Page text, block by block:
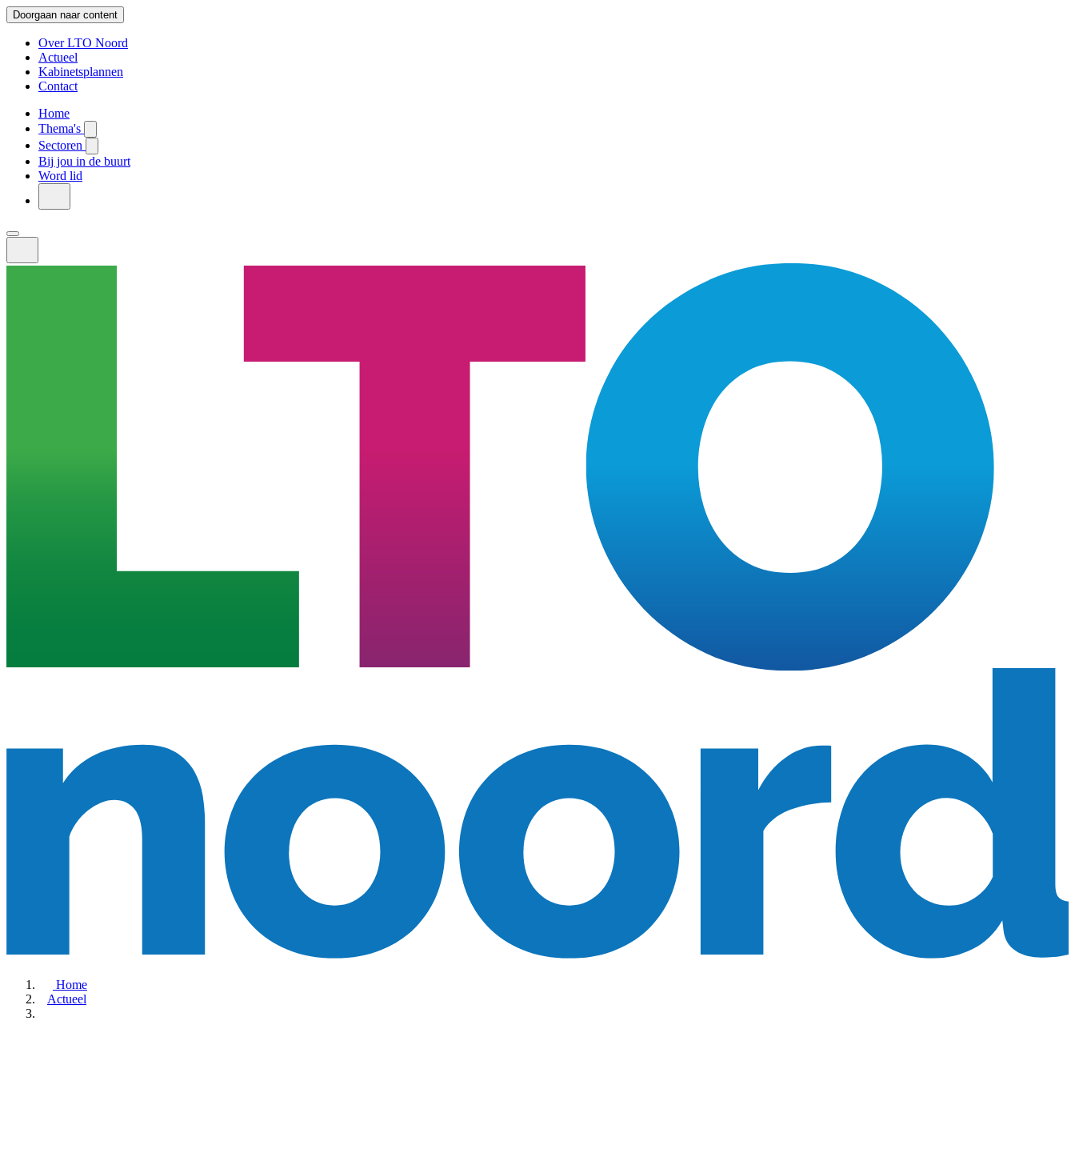
Doorgaan naar content
Over LTO Noord
Actueel
Kabinetsplannen
Contact
Home
Thema's
Sectoren
Bij jou in de buurt
Word lid
Home
Actueel